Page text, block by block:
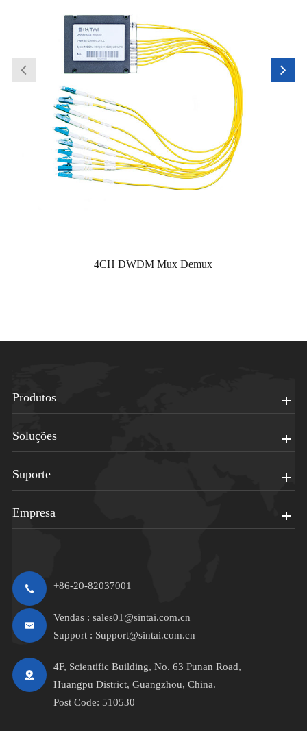
4CH DWDM Mux Demux
Produtos
Soluções
Suporte
Empresa
+86-20-82037001
Vendas : sales01@sintai.com.cn
Support : Support@sintai.com.cn
4F, Scientific Building, No. 63 Punan Road,
Huangpu District, Guangzhou, China.
Post Code: 510530